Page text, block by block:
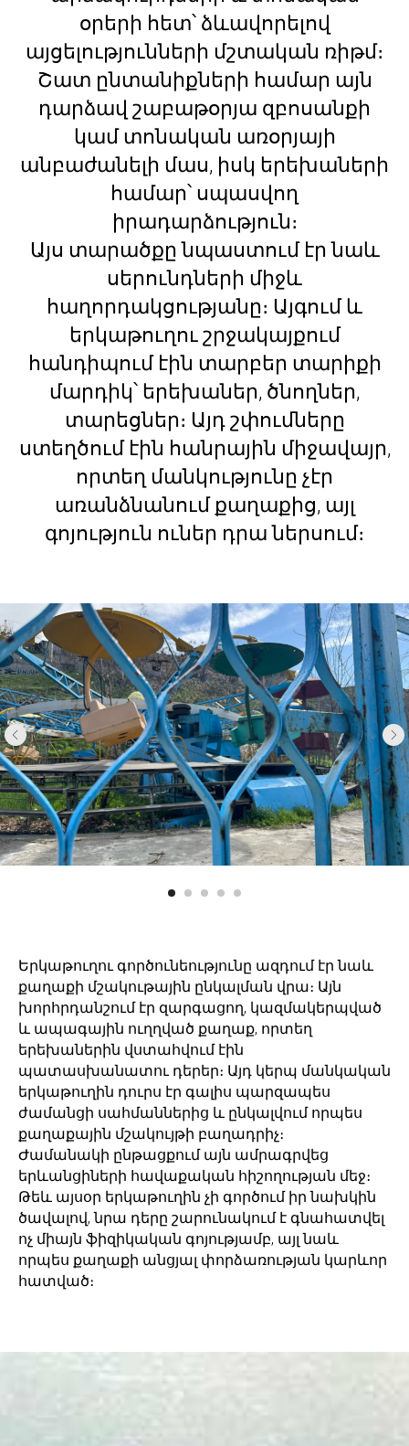
օրերի հետ՝ ձևավորելով
այցելությունների մշտական ռիթմ։
Շատ ընտանիքների համար այն
դարձավ շաբաթօրյա զբոսանքի
կամ տոնական առօրյայի
անբաժանելի մաս, իսկ երեխաների
համար՝ սպասվող
իրադարձություն։
Այս տարածքը նպաստում էր նաև
սերունդների միջև
հաղորդակցությանը։ Այգում և
երկաթուղու շրջակայքում
հանդիպում էին տարբեր տարիքի
մարդիկ՝ երեխաներ, ծնողներ,
տարեցներ։ Այդ շփումները
ստեղծում էին հանրային միջավայր,
որտեղ մանկությունը չէր
առանձնանում քաղաքից, այլ
գոյություն ուներ դրա ներսում։
Երկաթուղու գործունեությունը ազդում էր նաև
քաղաքի մշակութային ընկալման վրա։ Այն
խորհրդանշում էր զարգացող, կազմակերպված
և ապագային ուղղված քաղաք, որտեղ
երեխաներին վստահվում էին
պատասխանատու դերեր։ Այդ կերպ մանկական
երկաթուղին դուրս էր գալիս պարզապես
ժամանցի սահմաններից և ընկալվում որպես
քաղաքային մշակույթի բաղադրիչ։
Ժամանակի ընթացքում այն ամրագրվեց
երևանցիների հավաքական հիշողության մեջ։
Թեև այսօր երկաթուղին չի գործում իր նախկին
ծավալով, նրա դերը շարունակում է գնահատվել
ոչ միայն ֆիզիկական գոյությամբ, այլ նաև
որպես քաղաքի անցյալ փորձառության կարևոր
հատված։